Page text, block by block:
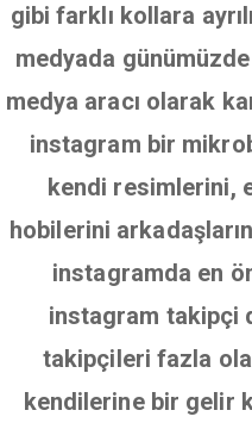
gibi farklı kollara
medyada
medya aracı olarak
instagram bir
kendi resimlerini,
hobilerini
instagramda en
instagram takipçi
takipçileri fazla
kendilerine bir gelir